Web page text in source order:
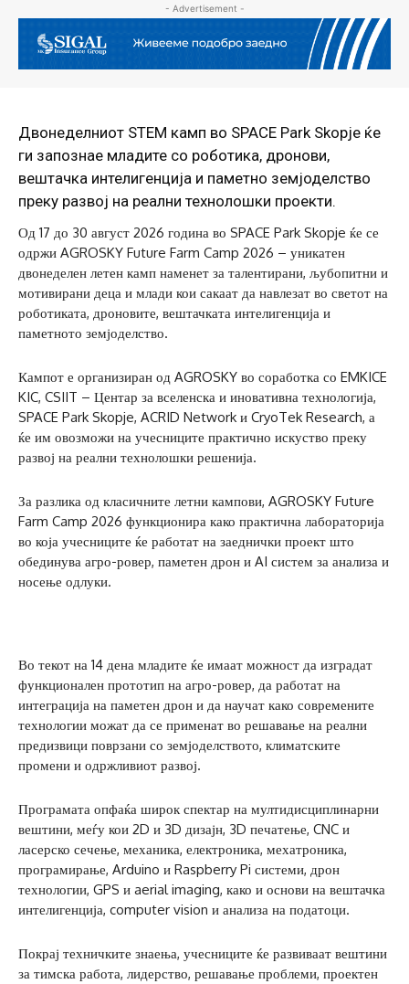
- Advertisement -
Двонеделниот STEM камп во SPACE Park Skopje ќе
ги запознае младите со роботика, дронови,
вештачка интелигенција и паметно земјоделство
преку развој на реални технолошки проекти.
Од 17 до 30 август 2026 година во SPACE Park Skopje ќе се
одржи AGROSKY Future Farm Camp 2026 – уникатен
двонеделен летен камп наменет за талентирани, љубопитни и
мотивирани деца и млади кои сакаат да навлезат во светот на
роботиката, дроновите, вештачката интелигенција и
паметното земјоделство.
Кампот е организиран од AGROSKY во соработка со EMKICE
KIC, CSIIT – Центар за вселенска и иновативна технологија,
SPACE Park Skopje, ACRID Network и CryoTek Research, а
ќе им овозможи на учесниците практично искуство преку
развој на реални технолошки решенија.
За разлика од класичните летни кампови, AGROSKY Future
Farm Camp 2026 функционира како практична лабораторија
во која учесниците ќе работат на заеднички проект што
обединува агро-ровер, паметен дрон и AI систем за анализа и
носење одлуки.
Во текот на 14 дена младите ќе имаат можност да изградат
функционален прототип на агро-ровер, да работат на
интеграција на паметен дрон и да научат како современите
технологии можат да се применат во решавање на реални
предизвици поврзани со земјоделството, климатските
промени и одржливиот развој.
Програмата опфаќа широк спектар на мултидисциплинарни
вештини, меѓу кои 2D и 3D дизајн, 3D печатење, CNC и
ласерско сечење, механика, електроника, мехатроника,
програмирање, Arduino и Raspberry Pi системи, дрон
технологии, GPS и aerial imaging, како и основи на вештачка
интелигенција, computer vision и анализа на податоци.
Покрај техничките знаења, учесниците ќе развиваат вештини
за тимска работа, лидерство, решавање проблеми, проектен